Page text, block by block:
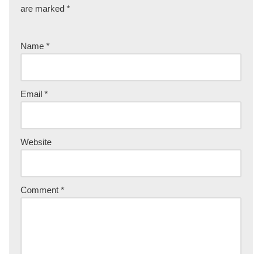
are marked *
Name *
Email *
Website
Comment *